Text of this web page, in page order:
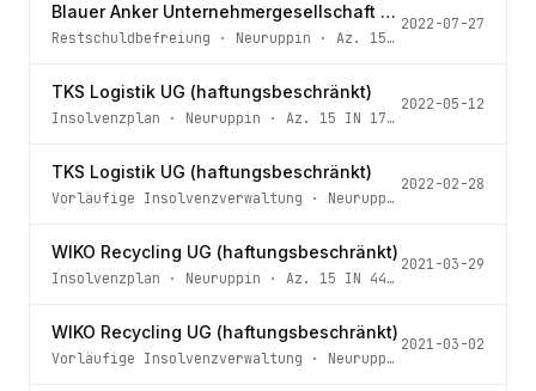
Blauer Anker Unternehmergesellschaft (haftungsbeschränkt)
Restschuldbefreiung · Neuruppin · Az. 15 IN 18/21
2022-07-27
TKS Logistik UG (haftungsbeschränkt)
Insolvenzplan · Neuruppin · Az. 15 IN 179/21
2022-05-12
TKS Logistik UG (haftungsbeschränkt)
Vorläufige Insolvenzverwaltung · Neuruppin
2022-02-28
WIKO Recycling UG (haftungsbeschränkt)
Insolvenzplan · Neuruppin · Az. 15 IN 44/21
2021-03-29
WIKO Recycling UG (haftungsbeschränkt)
Vorläufige Insolvenzverwaltung · Neuruppin
2021-03-02